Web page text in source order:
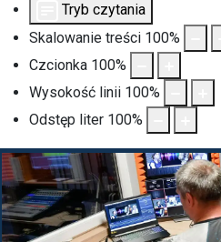
Tryb czytania
Skalowanie treści 100%
Czcionka 100%
Wysokość linii 100%
Odstęp liter 100%